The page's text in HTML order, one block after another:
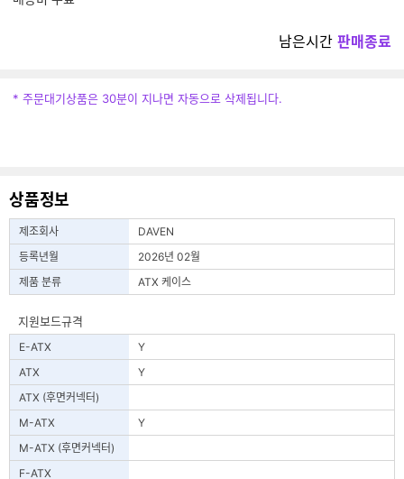
남은시간 판매종료
* 주문대기상품은 30분이 지나면 자동으로 삭제됩니다.
상품정보
제조회사
DAVEN
등록년월
2026년 02월
제품 분류
ATX 케이스
지원보드규격
E-ATX
Y
ATX
Y
ATX (후면커넥터)
M-ATX
Y
M-ATX (후면커넥터)
F-ATX